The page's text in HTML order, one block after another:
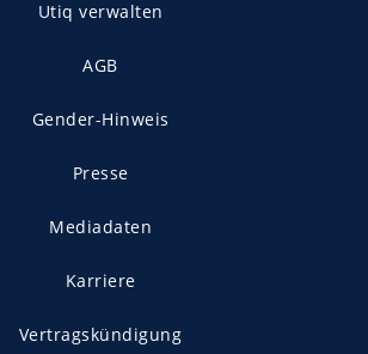
Utiq verwalten
AGB
Gender-Hinweis
Presse
Mediadaten
Karriere
Vertragskündigung